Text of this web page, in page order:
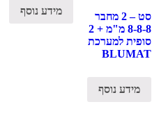
סט – 2 מחבר
8-8-8 מ"מ + 2
סופית למערכת
BLUMAT
מידע נוסף
מידע נוסף